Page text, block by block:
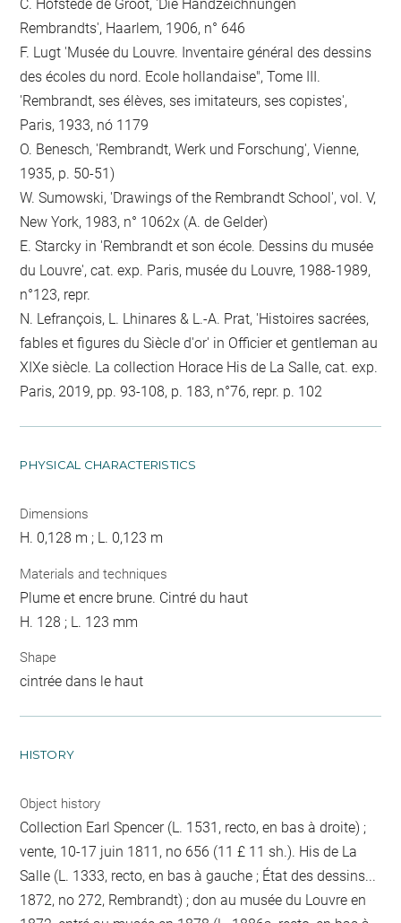
C. Hofstede de Groot, 'Die Handzeichnungen
Rembrandts', Haarlem, 1906, n° 646
F. Lugt 'Musée du Louvre. Inventaire général des dessins
des écoles du nord. Ecole hollandaise", Tome III.
'Rembrandt, ses élèves, ses imitateurs, ses copistes',
Paris, 1933, nó 1179
O. Benesch, 'Rembrandt, Werk und Forschung', Vienne,
1935, p. 50-51)
W. Sumowski, 'Drawings of the Rembrandt School', vol. V,
New York, 1983, n° 1062x (A. de Gelder)
E. Starcky in 'Rembrandt et son école. Dessins du musée
du Louvre', cat. exp. Paris, musée du Louvre, 1988-1989,
n°123, repr.
N. Lefrançois, L. Lhinares & L.-A. Prat, 'Histoires sacrées,
fables et figures du Siècle d'or' in Officier et gentleman au
XIXe siècle. La collection Horace His de La Salle, cat. exp.
Paris, 2019, pp. 93-108, p. 183, n°76, repr. p. 102
PHYSICAL CHARACTERISTICS
Dimensions
H. 0,128 m ; L. 0,123 m
Materials and techniques
Plume et encre brune. Cintré du haut
H. 128 ; L. 123 mm
Shape
cintrée dans le haut
HISTORY
Object history
Collection Earl Spencer (L. 1531, recto, en bas à droite) ;
vente, 10-17 juin 1811, no 656 (11 £ 11 sh.). His de La
Salle (L. 1333, recto, en bas à gauche ; État des dessins...
1872, no 272, Rembrandt) ; don au musée du Louvre en